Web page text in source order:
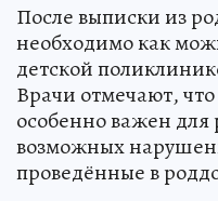
После выписки из
необходимо как
детской
Врачи отмечают,
особенно важен
возможных
проведённые в